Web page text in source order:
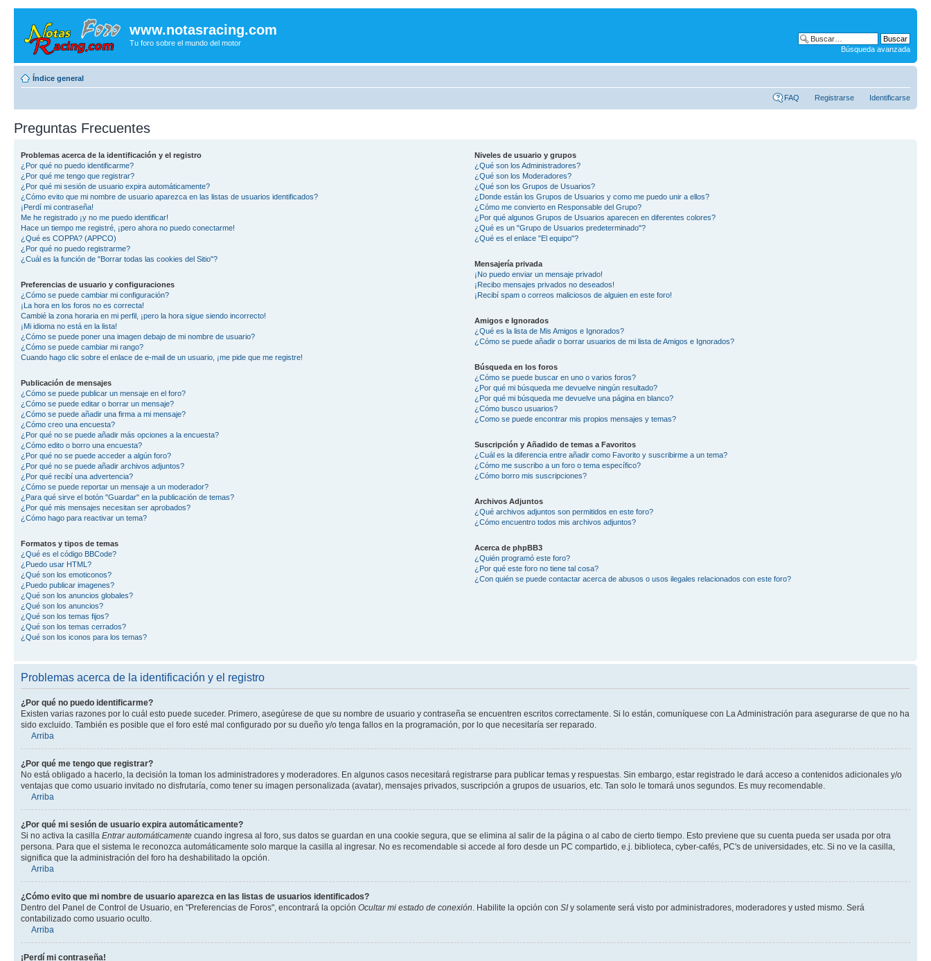
www.notasracing.com
Tu foro sobre el mundo del motor
Búsqueda avanzada
Índice general
FAQ Registrarse Identificarse
Preguntas Frecuentes
Problemas acerca de la identificación y el registro
¿Por qué no puedo identificarme?
¿Por qué me tengo que registrar?
¿Por qué mi sesión de usuario expira automáticamente?
¿Cómo evito que mi nombre de usuario aparezca en las listas de usuarios identificados?
¡Perdí mi contraseña!
Me he registrado ¡y no me puedo identificar!
Hace un tiempo me registré, ¡pero ahora no puedo conectarme!
¿Qué es COPPA? (APPCO)
¿Por qué no puedo registrarme?
¿Cuál es la función de "Borrar todas las cookies del Sitio"?
Preferencias de usuario y configuraciones
¿Cómo se puede cambiar mi configuración?
¡La hora en los foros no es correcta!
Cambié la zona horaria en mi perfil, ¡pero la hora sigue siendo incorrecto!
¡Mi idioma no está en la lista!
¿Cómo se puede poner una imagen debajo de mi nombre de usuario?
¿Cómo se puede cambiar mi rango?
Cuando hago clic sobre el enlace de e-mail de un usuario, ¡me pide que me registre!
Publicación de mensajes
¿Cómo se puede publicar un mensaje en el foro?
¿Cómo se puede editar o borrar un mensaje?
¿Cómo se puede añadir una firma a mi mensaje?
¿Cómo creo una encuesta?
¿Por qué no se puede añadir más opciones a la encuesta?
¿Cómo edito o borro una encuesta?
¿Por qué no se puede acceder a algún foro?
¿Por qué no se puede añadir archivos adjuntos?
¿Por qué recibí una advertencia?
¿Cómo se puede reportar un mensaje a un moderador?
¿Para qué sirve el botón "Guardar" en la publicación de temas?
¿Por qué mis mensajes necesitan ser aprobados?
¿Cómo hago para reactivar un tema?
Formatos y tipos de temas
¿Qué es el código BBCode?
¿Puedo usar HTML?
¿Qué son los emoticonos?
¿Puedo publicar imagenes?
¿Qué son los anuncios globales?
¿Qué son los anuncios?
¿Qué son los temas fijos?
¿Qué son los temas cerrados?
¿Qué son los iconos para los temas?
Niveles de usuario y grupos
¿Qué son los Administradores?
¿Qué son los Moderadores?
¿Qué son los Grupos de Usuarios?
¿Donde están los Grupos de Usuarios y como me puedo unir a ellos?
¿Cómo me convierto en Responsable del Grupo?
¿Por qué algunos Grupos de Usuarios aparecen en diferentes colores?
¿Qué es un "Grupo de Usuarios predeterminado"?
¿Qué es el enlace "El equipo"?
Mensajería privada
¡No puedo enviar un mensaje privado!
¡Recibo mensajes privados no deseados!
¡Recibí spam o correos maliciosos de alguien en este foro!
Amigos e Ignorados
¿Qué es la lista de Mis Amigos e Ignorados?
¿Cómo se puede añadir o borrar usuarios de mi lista de Amigos e Ignorados?
Búsqueda en los foros
¿Cómo se puede buscar en uno o varios foros?
¿Por qué mi búsqueda me devuelve ningún resultado?
¿Por qué mi búsqueda me devuelve una página en blanco?
¿Cómo busco usuarios?
¿Como se puede encontrar mis propios mensajes y temas?
Suscripción y Añadido de temas a Favoritos
¿Cuál es la diferencia entre añadir como Favorito y suscribirme a un tema?
¿Cómo me suscribo a un foro o tema específico?
¿Cómo borro mis suscripciones?
Archivos Adjuntos
¿Qué archivos adjuntos son permitidos en este foro?
¿Cómo encuentro todos mis archivos adjuntos?
Acerca de phpBB3
¿Quién programó este foro?
¿Por qué este foro no tiene tal cosa?
¿Con quién se puede contactar acerca de abusos o usos ilegales relacionados con este foro?
Problemas acerca de la identificación y el registro
¿Por qué no puedo identificarme?
Existen varias razones por lo cuál esto puede suceder. Primero, asegúrese de que su nombre de usuario y contraseña se encuentren escritos correctamente. Si lo están, comuníquese con La Administración para asegurarse de que no ha
sido excluido. También es posible que el foro esté mal configurado por su dueño y/o tenga fallos en la programación, por lo que necesitaría ser reparado.
Arriba
¿Por qué me tengo que registrar?
No está obligado a hacerlo, la decisión la toman los administradores y moderadores. En algunos casos necesitará registrarse para publicar temas y respuestas. Sin embargo, estar registrado le dará acceso a contenidos adicionales y/o
ventajas que como usuario invitado no disfrutaría, como tener su imagen personalizada (avatar), mensajes privados, suscripción a grupos de usuarios, etc. Tan solo le tomará unos segundos. Es muy recomendable.
Arriba
¿Por qué mi sesión de usuario expira automáticamente?
Si no activa la casilla Entrar automáticamente cuando ingresa al foro, sus datos se guardan en una cookie segura, que se elimina al salir de la página o al cabo de cierto tiempo. Esto previene que su cuenta pueda ser usada por otra
persona. Para que el sistema le reconozca automáticamente solo marque la casilla al ingresar. No es recomendable si accede al foro desde un PC compartido, e.j. biblioteca, cyber-cafés, PC's de universidades, etc. Si no ve la casilla,
significa que la administración del foro ha deshabilitado la opción.
Arriba
¿Cómo evito que mi nombre de usuario aparezca en las listas de usuarios identificados?
Dentro del Panel de Control de Usuario, en "Preferencias de Foros", encontrará la opción Ocultar mi estado de conexión . Habilite la opción con SI y solamente será visto por administradores, moderadores y usted mismo. Será
contabilizado como usuario oculto.
Arriba
¡Perdí mi contraseña!